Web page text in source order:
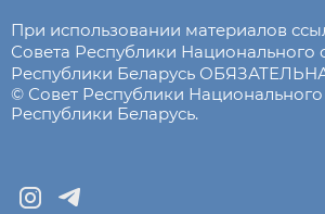
При использовании материалов
Совета Республики Национального
Республики Беларусь
© Совет Республики
Республики Беларусь.